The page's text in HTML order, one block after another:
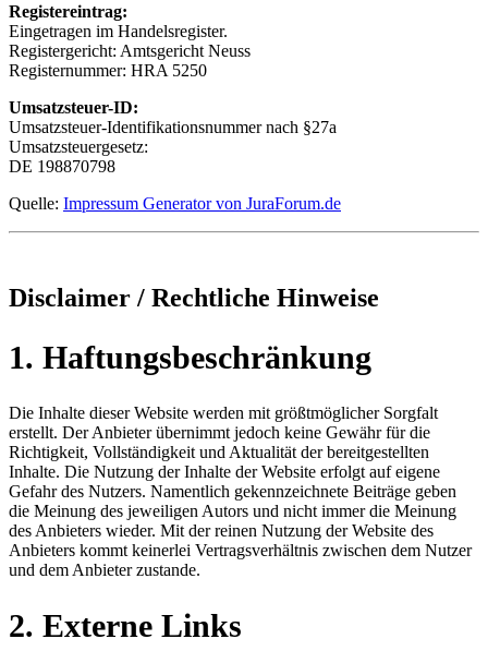
Registereintrag:
Eingetragen im Handelsregister.
Registergericht: Amtsgericht Neuss
Registernummer: HRA 5250
Umsatzsteuer-ID:
Umsatzsteuer-Identifikationsnummer nach §27a
Umsatzsteuergesetz:
DE 198870798
Quelle: Impressum Generator von JuraForum.de
Disclaimer / Rechtliche Hinweise
1. Haftungsbeschränkung
Die Inhalte dieser Website werden mit größtmöglicher Sorgfalt
erstellt. Der Anbieter übernimmt jedoch keine Gewähr für die
Richtigkeit, Vollständigkeit und Aktualität der bereitgestellten
Inhalte. Die Nutzung der Inhalte der Website erfolgt auf eigene
Gefahr des Nutzers. Namentlich gekennzeichnete Beiträge geben
die Meinung des jeweiligen Autors und nicht immer die Meinung
des Anbieters wieder. Mit der reinen Nutzung der Website des
Anbieters kommt keinerlei Vertragsverhältnis zwischen dem Nutzer
und dem Anbieter zustande.
2. Externe Links